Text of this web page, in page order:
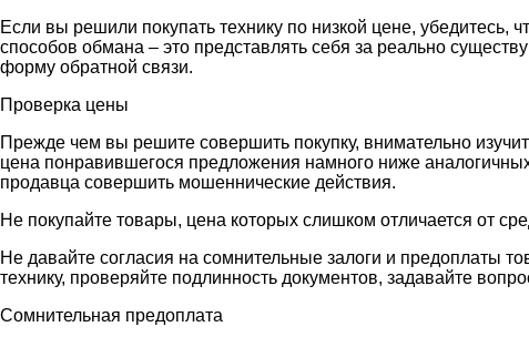
Если вы решили покупать технику по низкой цене,
способов обмана – это представлять себя за реально
форму обратной связи.
Проверка цены
Прежде чем вы решите совершить покупку, внимательно
цена понравившегося предложения намного ниже
продавца совершить мошеннические действия.
Не покупайте товары, цена которых слишком отличается от
Не давайте согласия на сомнительные залоги и предоплаты
технику, проверяйте подлинность документов, задавайте
Сомнительная предоплата